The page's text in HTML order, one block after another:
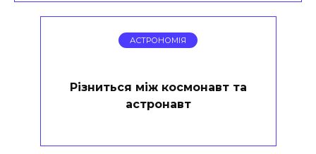
АСТРОНОМІЯ
Різниться між космонавт та
астронавт